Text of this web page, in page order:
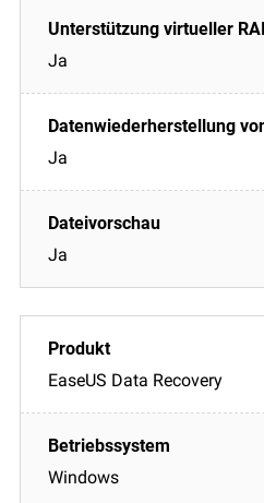
Ja
Ja
Ja
EaseUS Data Recovery
Windows